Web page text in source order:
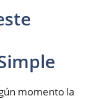
momento la